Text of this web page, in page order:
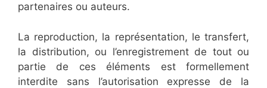
partenaires ou auteurs.
La reproduction, la représentation, le transfert,
la distribution, ou l’enregistrement de tout ou
partie de ces éléments est formellement
interdite sans l’autorisation expresse de la